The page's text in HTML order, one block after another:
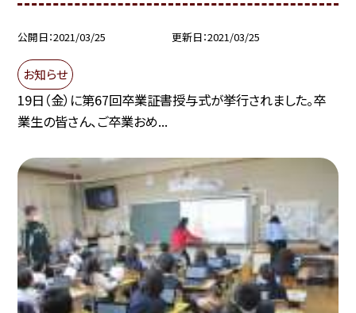
公開日 2021/03/25 更新日 2021/03/25
お知らせ
19日（金）に第67回卒業証書授与式が挙行されました。卒
業生の皆さん、ご卒業おめ...